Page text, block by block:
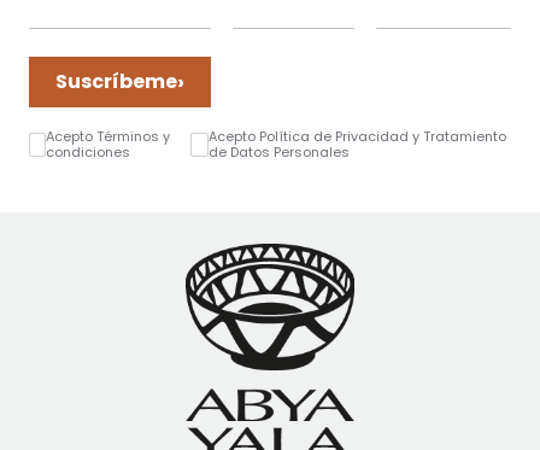
Suscríbeme›
Acepto Términos y
condiciones
Acepto Política de Privacidad y Tratamiento
de Datos Personales